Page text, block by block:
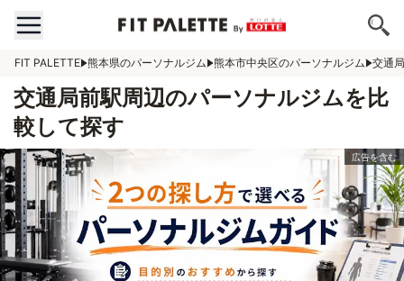
FIT PALETTE 熊本県のパーソナルジム 熊本市中央区のパーソナルジム 交通
交通局前駅周辺のパーソナルジムを比
較して探す